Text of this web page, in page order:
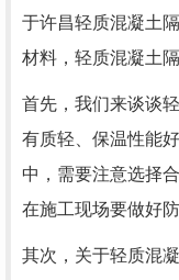
于许昌轻质混凝土
材料，轻质混凝土
首先，我们来谈谈
有质轻、保温性能
中，需要注意选择
在施工现场要做好
其次，关于轻质混